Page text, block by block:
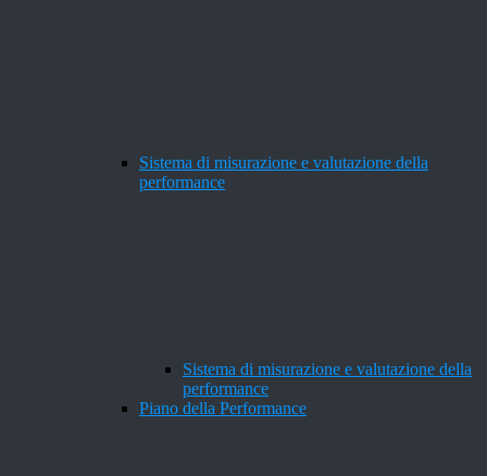
Sistema di misurazione e valutazione della
performance
Sistema di misurazione e valutazione della
performance
Piano della Performance